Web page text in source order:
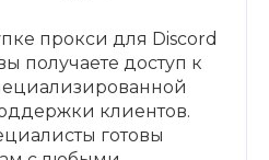
прокси для Discord
получаете доступ к
клиентов.
готовы